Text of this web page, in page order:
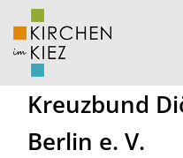
Kreuzbund
Berlin e. V.